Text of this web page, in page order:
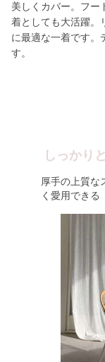
美しくカバー。フー
着としても大活躍。
に最適な一着です。
す。
しっかり
厚手の上質な
く愛用できる